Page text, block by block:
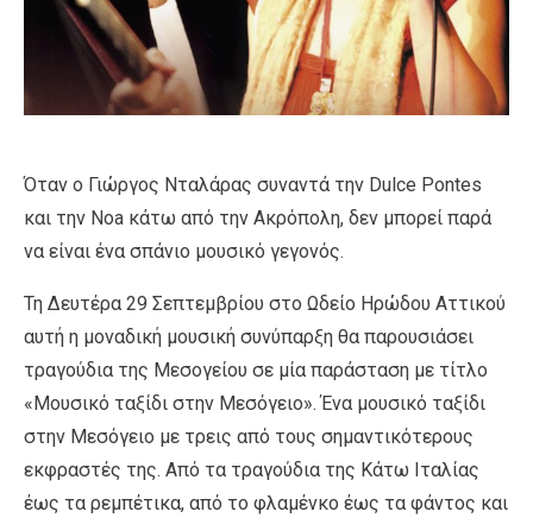
Όταν ο Γιώργος Νταλάρας συναντά την Dulce Pontes
και την Noa κάτω από την Ακρόπολη, δεν μπορεί παρά
να είναι ένα σπάνιο μουσικό γεγονός.
Τη Δευτέρα 29 Σεπτεμβρίου στο Ωδείο Ηρώδου Αττικού
αυτή η μοναδική μουσική συνύπαρξη θα παρουσιάσει
τραγούδια της Μεσογείου σε μία παράσταση με τίτλο
«Μουσικό ταξίδι στην Μεσόγειο». Ένα μουσικό ταξίδι
στην Μεσόγειο με τρεις από τους σημαντικότερους
εκφραστές της. Από τα τραγούδια της Κάτω Ιταλίας
έως τα ρεμπέτικα, από το φλαμένκο έως τα φάντος και